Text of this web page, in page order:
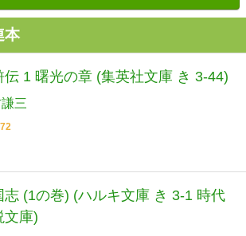
本
伝 1 曙光の章 (集英社文庫 き 3-44)
三
志 (1の巻) (ハルキ文庫 き 3-1 時代
文庫)